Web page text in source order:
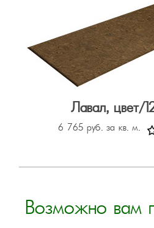
Лавал, цвет/
6 765 руб. за кв. м.
Возможно вам